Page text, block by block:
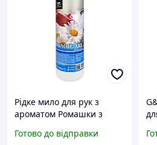
Рідке мило для рук з
ароматом Ромашки з
Готово до відправки